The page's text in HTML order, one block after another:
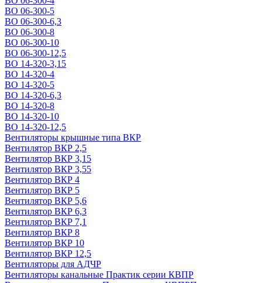
ВО 06-300-5
ВО 06-300-6,3
ВО 06-300-8
ВО 06-300-10
ВО 06-300-12,5
ВО 14-320-3,15
ВО 14-320-4
ВО 14-320-5
ВО 14-320-6,3
ВО 14-320-8
ВО 14-320-10
ВО 14-320-12,5
Вентиляторы крышные типа ВКР
Вентилятор ВКР 2,5
Вентилятор ВКР 3,15
Вентилятор ВКР 3,55
Вентилятор ВКР 4
Вентилятор ВКР 5
Вентилятор ВКР 5,6
Вентилятор ВКР 6,3
Вентилятор ВКР 7,1
Вентилятор ВКР 8
Вентилятор ВКР 10
Вентилятор ВКР 12,5
Вентиляторы для АДЧР
Вентиляторы канальные Практик серии КВПР